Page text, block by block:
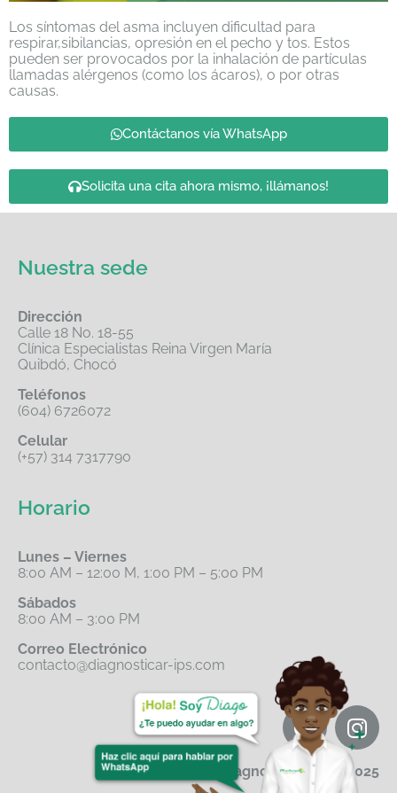
Los síntomas del asma incluyen dificultad para
respirar,sibilancias, opresión en el pecho y tos. Estos
pueden ser provocados por la inhalación de partículas
llamadas alérgenos (como los ácaros), o por otras
causas.
Contáctanos vía WhatsApp
Solicita una cita ahora mismo, ¡llámanos!
Nuestra sede
Dirección
Calle 18 No. 18-55
Clínica Especialistas Reina Virgen María
Quibdó, Chocó
Teléfonos
(604) 6726072
Celular
(+57) 314 7317790
Horario
Lunes – Viernes
8:00 AM – 12:00 M, 1:00 PM – 5:00 PM
Sábados
8:00 AM – 3:00 PM
Correo Electrónico
contacto@diagnosticar-ips.com
Diagnosticar IPS© 2025